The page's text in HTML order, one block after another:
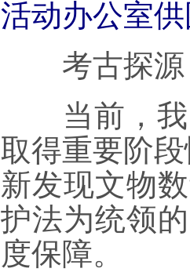
活动办公室
考古探源
当前，我
取得重要阶
新发现文物
护法为统领
度保障。